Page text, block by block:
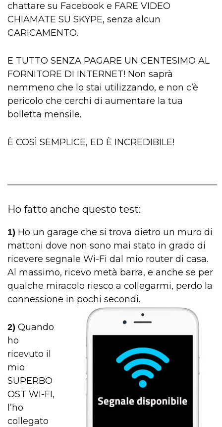
chattare su Facebook e FARE VIDEO
CHIAMATE SU SKYPE, senza alcun
CARICAMENTO.
E TUTTO SENZA PAGARE UN CENTESIMO AL
FORNITORE DI INTERNET! Non saprà
nemmeno che lo stai utilizzando, e non c’è
pericolo che cerchi di aumentare la tua
bolletta mensile.
È COSÌ SEMPLICE, ED È INCREDIBILE!
Ho fatto anche questo test:
1) Ho un garage che si trova dietro un muro di
mattoni dove non sono mai stato in grado di
ricevere segnale Wi-Fi dal mio router di casa.
Al massimo, ricevo metà barra, e anche se per
qualche miracolo riesco a collegarmi, perdo la
connessione in pochi secondi.
2) Quando
ho
ricevuto il
mio
SUPERBO
OST WI-FI,
l’ho
collegato